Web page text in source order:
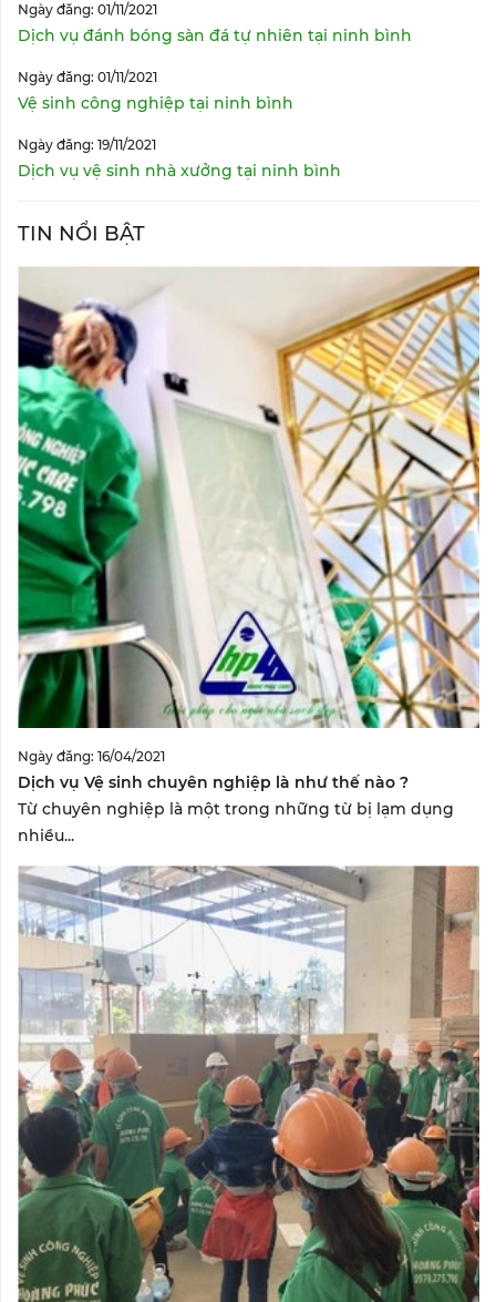
Ngày đăng: 01/11/2021
Dịch vụ đánh bóng sàn đá tự nhiên tại ninh bình
Ngày đăng: 01/11/2021
Vệ sinh công nghiệp tại ninh bình
Ngày đăng: 19/11/2021
Dịch vụ vệ sinh nhà xưởng tại ninh bình
TIN NỔI BẬT
Ngày đăng: 16/04/2021
Dịch vụ Vệ sinh chuyên nghiệp là như thế nào ?
Từ chuyên nghiệp là một trong những từ bị lạm dụng
nhiều...